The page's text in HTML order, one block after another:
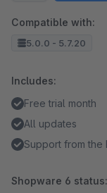
Compatible with:
5.0.0 - 5.7.20
Includes:
Free trial month
All updates
Support from the
Shopware 6 status: